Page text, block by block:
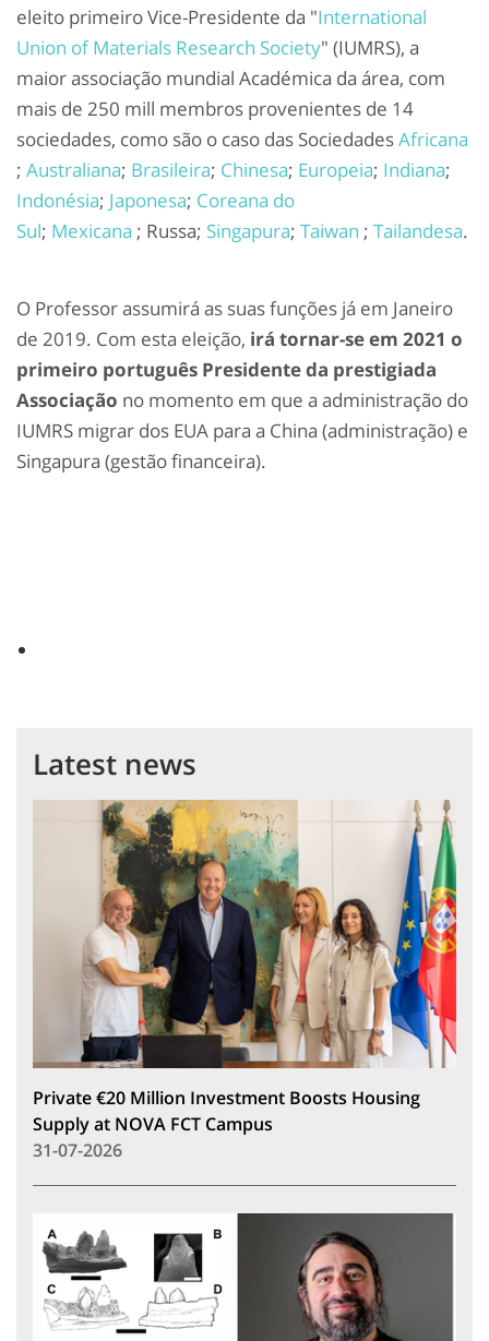
eleito primeiro Vice-Presidente da "International
Union of Materials Research Society" (IUMRS), a
maior associação mundial Académica da área, com
mais de 250 mill membros provenientes de 14
sociedades, como são o caso das SociedadesAfricana
; Australiana; Brasileira; Chinesa; Europeia; Indiana;
Indonésia; Japonesa; Coreana do
Sul; Mexicana ; Russa; Singapura; Taiwan ; Tailandesa.
O Professor assumirá as suas funções já em Janeiro
de 2019. Com esta eleição, irá tornar-se em 2021 o
primeiro português Presidente da prestigiada
Associação no momento em que a administração do
IUMRS migrar dos EUA para a China (administração) e
Singapura (gestão financeira).
Latest news
Private €20 Million Investment Boosts Housing
Supply at NOVA FCT Campus
31-07-2026